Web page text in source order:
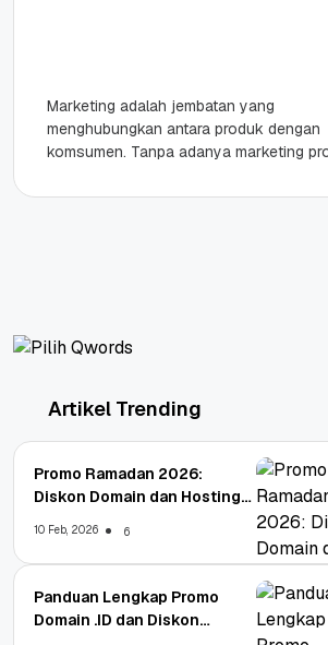
Marketing adalah jembatan yang
menghubungkan antara produk dengan
komsumen. Tanpa adanya marketing
konsumen. Dalam melakukan marketing
Artikel Trending
Promo Ramadan 2026:
Diskon Domain dan Hosting
10 Feb, 2026 6
Panduan Lengkap Promo
Domain .ID dan Diskon